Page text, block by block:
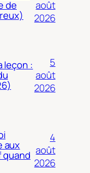
de
août
2026
leçon :
5
août
2026
aux
quand
4
août
2026